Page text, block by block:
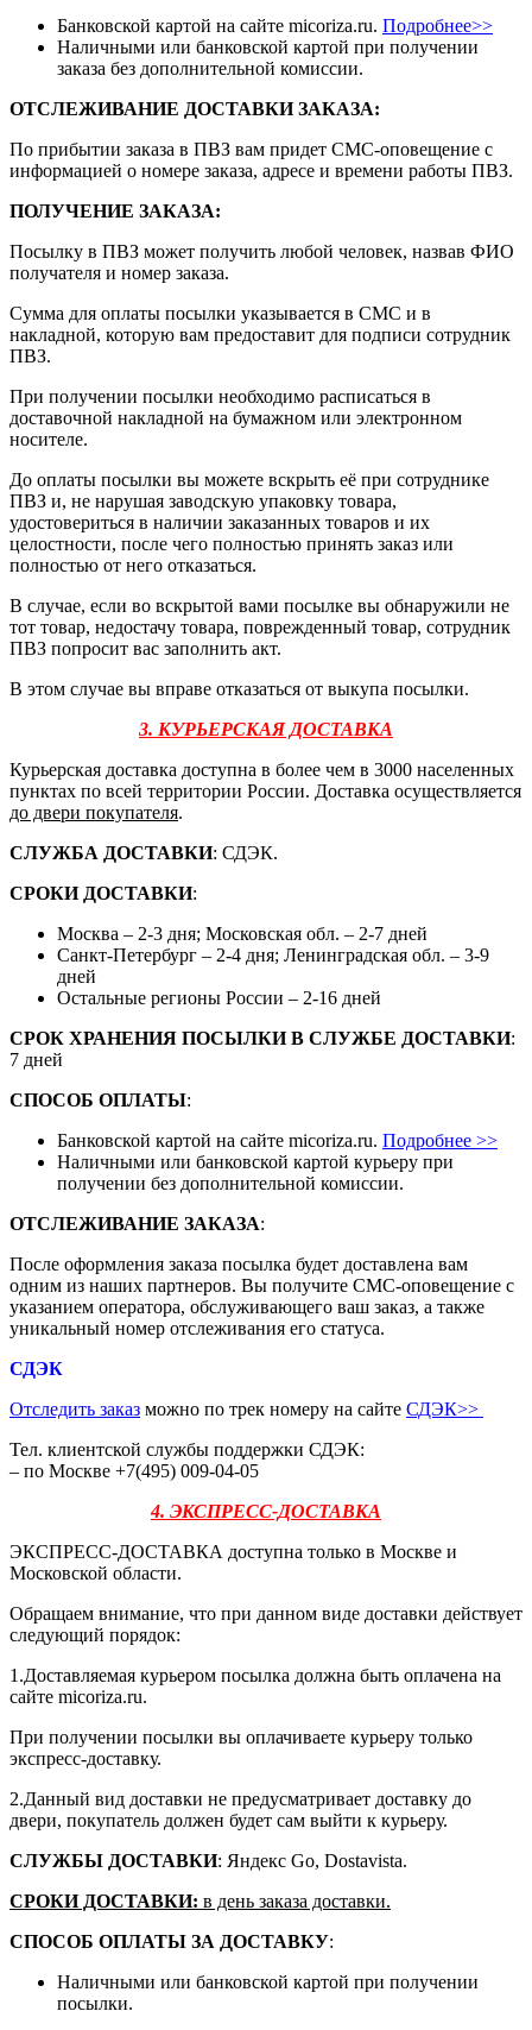
Банковской картой на сайте micoriza.ru. Подробнее>>
Наличными или банковской картой при получении
заказа без дополнительной комиссии.
ОТСЛЕЖИВАНИЕ ДОСТАВКИ ЗАКАЗА:
По прибытии заказа в ПВЗ вам придет СМС-оповещение с
информацией о номере заказа, адресе и времени работы ПВЗ.
ПОЛУЧЕНИЕ ЗАКАЗА:
Посылку в ПВЗ может получить любой человек, назвав ФИО
получателя и номер заказа.
Сумма для оплаты посылки указывается в СМС и в
накладной, которую вам предоставит для подписи сотрудник
ПВЗ.
При получении посылки необходимо расписаться в
доставочной накладной на бумажном или электронном
носителе.
До оплаты посылки вы можете вскрыть её при сотруднике
ПВЗ и, не нарушая заводскую упаковку товара,
удостовериться в наличии заказанных товаров и их
целостности, после чего полностью принять заказ или
полностью от него отказаться.
В случае, если во вскрытой вами посылке вы обнаружили не
тот товар, недостачу товара, поврежденный товар, сотрудник
ПВЗ попросит вас заполнить акт.
В этом случае вы вправе отказаться от выкупа посылки.
3. КУРЬЕРСКАЯ ДОСТАВКА
Курьерская доставка доступна в более чем в 3000 населенных
пунктах по всей территории России. Доставка осуществляется
до двери покупателя.
СЛУЖБА ДОСТАВКИ: СДЭК.
СРОКИ ДОСТАВКИ:
Москва – 2-3 дня; Московская обл. – 2-7 дней
Санкт-Петербург – 2-4 дня; Ленинградская обл. – 3-9
дней
Остальные регионы России – 2-16 дней
СРОК ХРАНЕНИЯ ПОСЫЛКИ В СЛУЖБЕ ДОСТАВКИ:
7 дней
СПОСОБ ОПЛАТЫ:
Банковской картой на сайте micoriza.ru. Подробнее >>
Наличными или банковской картой курьеру при
получении без дополнительной комиссии.
ОТСЛЕЖИВАНИЕ ЗАКАЗА:
После оформления заказа посылка будет доставлена вам
одним из наших партнеров. Вы получите СМС-оповещение с
указанием оператора, обслуживающего ваш заказ, а также
уникальный номер отслеживания его статуса.
СДЭК
Отследить заказ можно по трек номеру на сайте СДЭК>>
Тел. клиентской службы поддержки СДЭК:
– по Москве +7(495) 009-04-05
4. ЭКСПРЕСС-ДОСТАВКА
ЭКСПРЕСС-ДОСТАВКА доступна только в Москве и
Московской области.
Обращаем внимание, что при данном виде доставки действует
следующий порядок:
1.Доставляемая курьером посылка должна быть оплачена на
сайте micoriza.ru.
При получении посылки вы оплачиваете курьеру только
экспресс-доставку.
2.Данный вид доставки не предусматривает доставку до
двери, покупатель должен будет сам выйти к курьеру.
СЛУЖБЫ ДОСТАВКИ: Яндекс Go, Dostavista.
СРОКИ ДОСТАВКИ: в день заказа доставки.
СПОСОБ ОПЛАТЫ ЗА ДОСТАВКУ:
Наличными или банковской картой при получении
посылки.